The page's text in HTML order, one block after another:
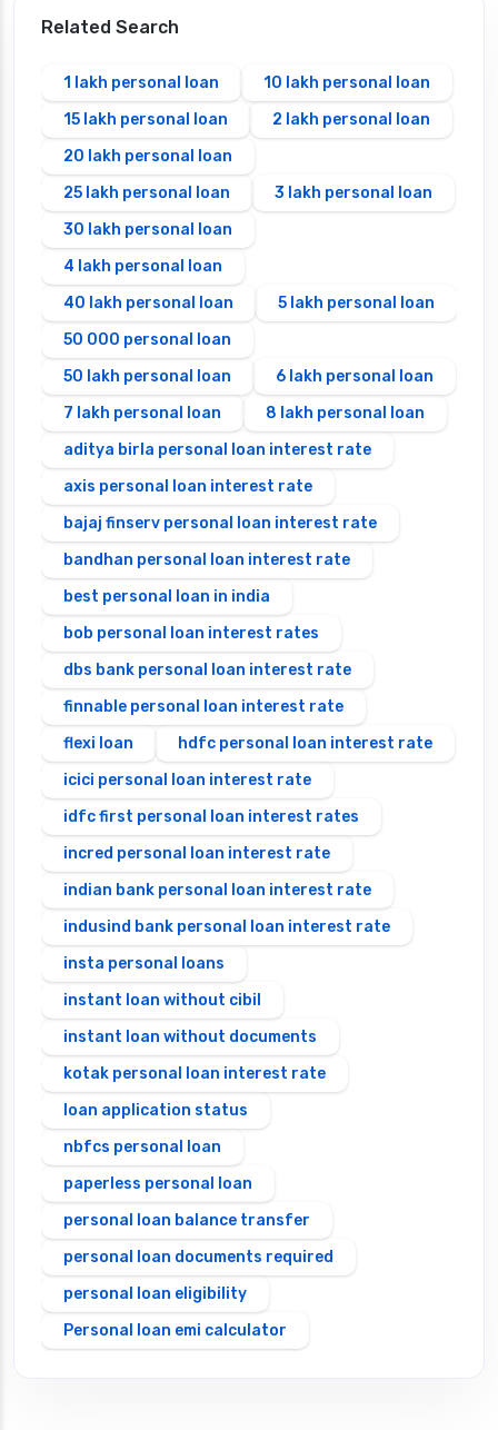
Related Search
1 lakh personal loan
10 lakh personal loan
15 lakh personal loan
2 lakh personal loan
20 lakh personal loan
25 lakh personal loan
3 lakh personal loan
30 lakh personal loan
4 lakh personal loan
40 lakh personal loan
5 lakh personal loan
50 000 personal loan
50 lakh personal loan
6 lakh personal loan
7 lakh personal loan
8 lakh personal loan
aditya birla personal loan interest rate
axis personal loan interest rate
bajaj finserv personal loan interest rate
bandhan personal loan interest rate
best personal loan in india
bob personal loan interest rates
dbs bank personal loan interest rate
finnable personal loan interest rate
flexi loan
hdfc personal loan interest rate
icici personal loan interest rate
idfc first personal loan interest rates
incred personal loan interest rate
indian bank personal loan interest rate
indusind bank personal loan interest rate
insta personal loans
instant loan without cibil
instant loan without documents
kotak personal loan interest rate
loan application status
nbfcs personal loan
paperless personal loan
personal loan balance transfer
personal loan documents required
personal loan eligibility
Personal loan emi calculator